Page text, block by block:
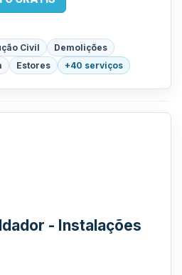
Civil
Demolições
Estores +40 serviços
- Instalações